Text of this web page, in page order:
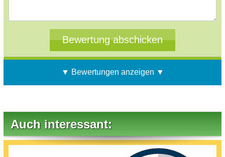
▼ Bewertungen anzeigen ▼
Auch interessant: